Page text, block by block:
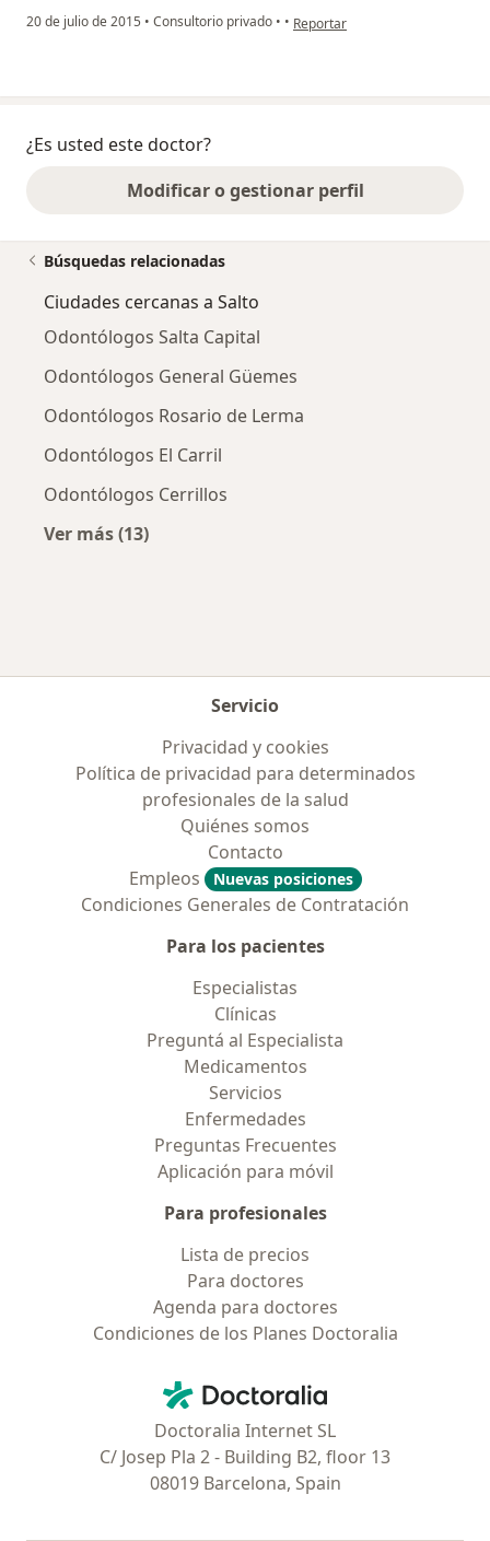
20 de julio de 2015 • Consultorio privado • • en opinión del usuario anónimo
Reportar
¿Es usted este doctor?
Modificar o gestionar perfil
Búsquedas relacionadas
Ciudades cercanas a Salto
Odontólogos Salta Capital
Odontólogos General Güemes
Odontólogos Rosario de Lerma
Odontólogos El Carril
Odontólogos Cerrillos
Ver más (13)
Servicio
Privacidad y cookies
Política de privacidad para determinados
profesionales de la salud
Quiénes somos
Contacto
Empleos
Nuevas posiciones
Condiciones Generales de Contratación
Para los pacientes
Especialistas
Clínicas
Preguntá al Especialista
Medicamentos
Servicios
Enfermedades
Preguntas Frecuentes
Aplicación para móvil
Para profesionales
Lista de precios
Para doctores
Agenda para doctores
Condiciones de los Planes Doctoralia
Doctoralia - Página de inicio
Doctoralia Internet SL
C/ Josep Pla 2 - Building B2, floor 13
08019 Barcelona, Spain